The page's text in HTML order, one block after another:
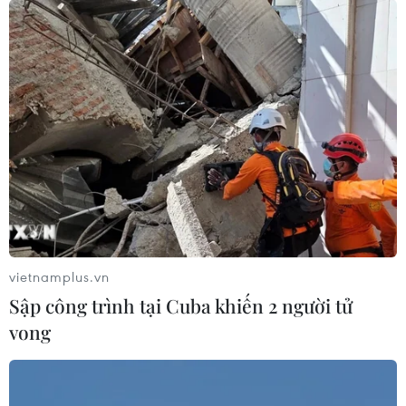
vietnamplus.vn
Sập công trình tại Cuba khiến 2 người tử
vong